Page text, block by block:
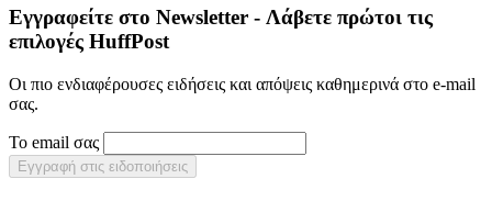
Εγγραφείτε στο Newsletter - Λάβετε πρώτοι τις
επιλογές HuffPost
Οι πιο ενδιαφέρουσες ειδήσεις και απόψεις καθημερινά στο e-mail
σας.
Το email σας
Εγγραφή στις ειδοποιήσεις